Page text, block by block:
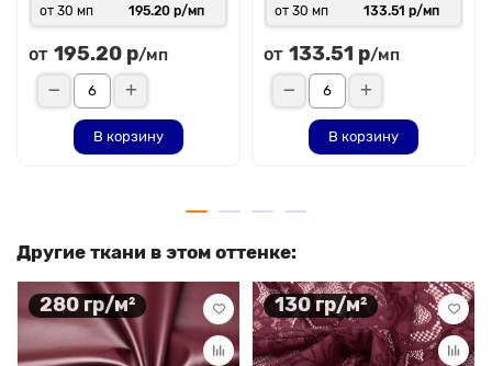
от 30 мп 195.20 р/мп
от 195.20 р/мп
В корзину
от 30 мп 133.51 р/мп
от 133.51 р/мп
В корзину
Другие ткани в этом оттенке:
280 гр/м² 130 гр/м²